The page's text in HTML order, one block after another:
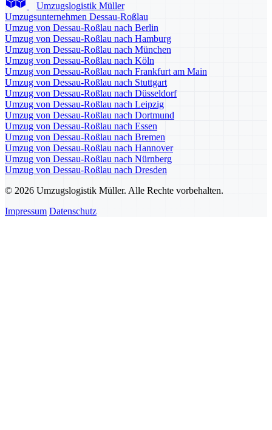
Umzugslogistik Müller
Umzugsunternehmen Dessau-Roßlau
Umzug von Dessau-Roßlau nach Berlin
Umzug von Dessau-Roßlau nach Hamburg
Umzug von Dessau-Roßlau nach München
Umzug von Dessau-Roßlau nach Köln
Umzug von Dessau-Roßlau nach Frankfurt am Main
Umzug von Dessau-Roßlau nach Stuttgart
Umzug von Dessau-Roßlau nach Düsseldorf
Umzug von Dessau-Roßlau nach Leipzig
Umzug von Dessau-Roßlau nach Dortmund
Umzug von Dessau-Roßlau nach Essen
Umzug von Dessau-Roßlau nach Bremen
Umzug von Dessau-Roßlau nach Hannover
Umzug von Dessau-Roßlau nach Nürnberg
Umzug von Dessau-Roßlau nach Dresden
© 2026 Umzugslogistik Müller. Alle Rechte vorbehalten.
Impressum Datenschutz